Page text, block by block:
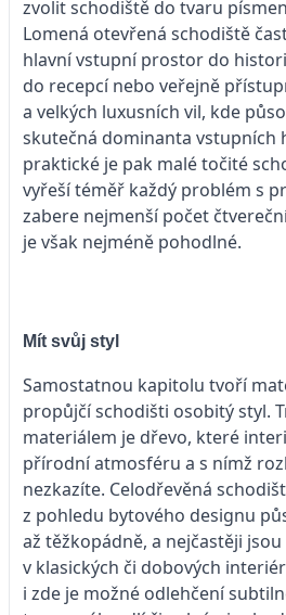
zvolit schodiště do tvaru písmen
Lomená otevřená schodiště
hlavní vstupní prostor do
do recepcí nebo veřejně
a velkých luxusních vil, kde
skutečná dominanta vstupních
praktické je pak malé točité
vyřeší téměř každý problém s
zabere nejmenší počet
je však nejméně pohodlné.
Mít svůj styl
Samostatnou kapitolu tvoří
propůjčí schodišti osobitý styl.
materiálem je dřevo, které
přírodní atmosféru a s nímž
nezkazíte. Celodřevěná
z pohledu bytového designu
až těžkopádně, a nejčastěji
v klasických či dobových
i zde je možné odlehčení